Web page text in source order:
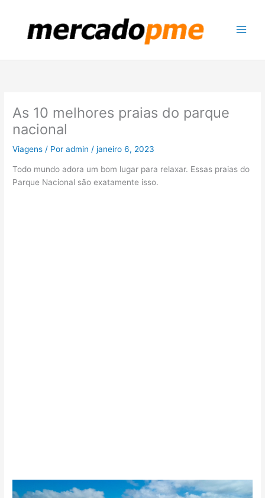
As 10 melhores praias do parque
nacional
Viagens / Poradmin /janeiro 6, 2023
Todo mundo adora um bom lugar para relaxar. Essas praias do
Parque Nacional são exatamente isso.